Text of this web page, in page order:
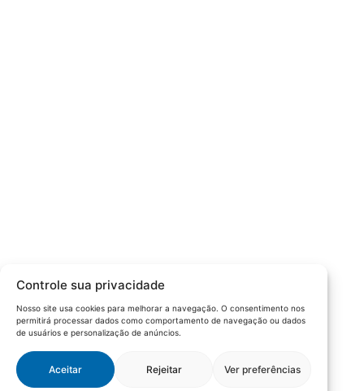
Controle sua privacidade
Nosso site usa cookies para melhorar a navegação. O consentimento nos
permitirá processar dados como comportamento de navegação ou dados
de usuários e personalização de anúncios.
Aceitar Rejeitar Ver preferências
Rua Silva Jardim, 96 Lajeado, Rio Grande do Sul –
Redes Sociais: